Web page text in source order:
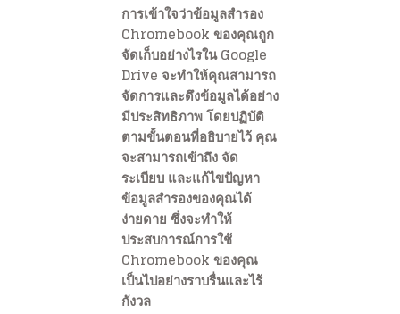
การเข้าใจว่าข้อมูลสำรอง
Chromebook ของคุณถูก
จัดเก็บอย่างไรใน Google
Drive จะทำให้คุณสามารถ
จัดการและดึงข้อมูลได้อย่าง
มีประสิทธิภาพ โดยปฏิบัติ
ตามขั้นตอนที่อธิบายไว้ คุณ
จะสามารถเข้าถึง จัด
ระเบียบ และแก้ไขปัญหา
ข้อมูลสำรองของคุณได้
ง่ายดาย ซึ่งจะทำให้
ประสบการณ์การใช้
Chromebook ของคุณ
เป็นไปอย่างราบรื่นและไร้
กังวล